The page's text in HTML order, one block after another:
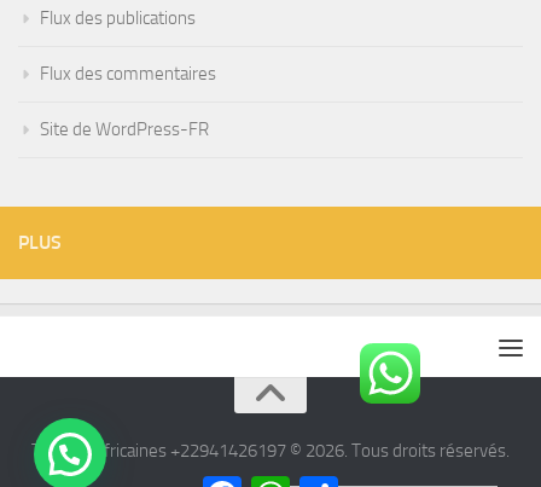
Flux des publications
Flux des commentaires
Site de WordPress-FR
PLUS
Tisanes Africaines +22941426197 © 2026. Tous droits réservés.